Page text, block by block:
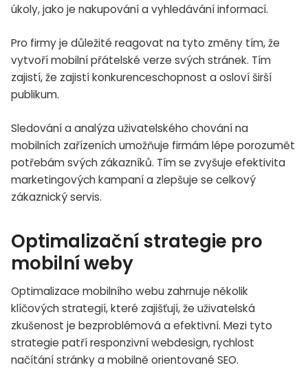
úkoly, jako je nakupování a vyhledávání informací.
Pro firmy je důležité reagovat na tyto změny tím, že
vytvoří mobilní přátelské verze svých stránek. Tím
zajistí, že zajistí konkurenceschopnost a osloví širší
publikum.
Sledování a analýza uživatelského chování na
mobilních zařízeních umožňuje firmám lépe porozumět
potřebám svých zákazníků. Tím se zvyšuje efektivita
marketingových kampaní a zlepšuje se celkový
zákaznický servis.
Optimalizační strategie pro
mobilní weby
Optimalizace mobilního webu zahrnuje několik
klíčových strategií, které zajišťují, že uživatelská
zkušenost je bezproblémová a efektivní. Mezi tyto
strategie patří responzivní webdesign, rychlost
načítání stránky a mobilně orientované SEO.